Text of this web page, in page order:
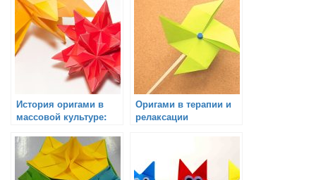
История оригами в
массовой культуре:
музыка
Оригами в терапии и
релаксации